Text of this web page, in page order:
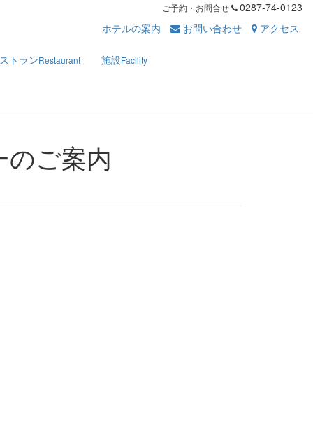
ご予約・お問合せ
0287-74-0123
ホテルの案内
お問い合わせ アクセス
トランRestaurant 施設Facility
ご案内